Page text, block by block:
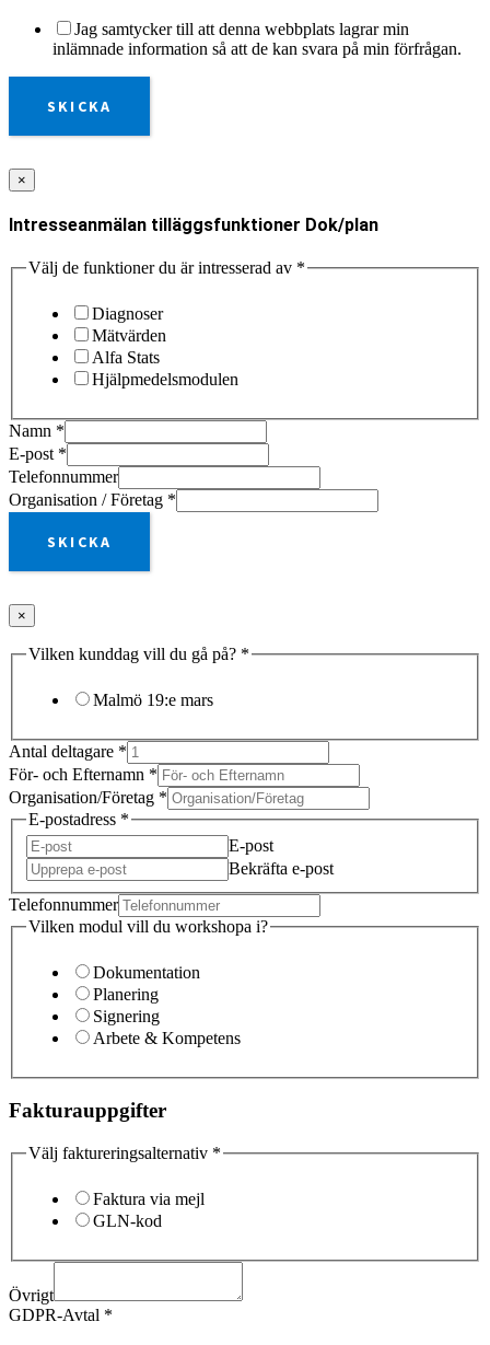
Jag samtycker till att denna webbplats lagrar min
inlämnade information så att de kan svara på min förfrågan.
SKICKA
×
Intresseanmälan tilläggsfunktioner Dok/plan
Välj de funktioner du är intresserad av *
Diagnoser
Mätvärden
Alfa Stats
Hjälpmedelsmodulen
Namn *
E-post *
Telefonnummer
Organisation / Företag *
SKICKA
×
Vilken kunddag vill du gå på? *
Malmö 19:e mars
Antal deltagare *
För- och Efternamn *
Organisation/Företag *
E-postadress *
E-post
Bekräfta e-post
Telefonnummer
Vilken modul vill du workshopa i?
Dokumentation
Planering
Signering
Arbete & Kompetens
Fakturauppgifter
Välj faktureringsalternativ *
Faktura via mejl
GLN-kod
Övrigt
GDPR-Avtal *